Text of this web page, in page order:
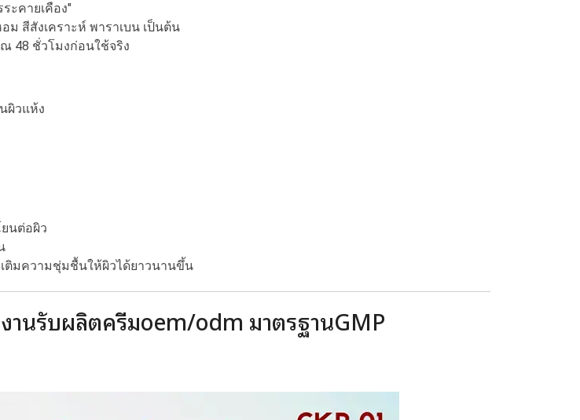
ะคายเคือง"
ม สีสังเคราะห์ พาราเบน เป็นต้น
48 ชั่วโมงก่อนใช้จริง
ผิวแห้ง
นต่อผิว
ติมความชุ่มชื้นให้ผิวได้ยาวนานขึ้น
านรับผลิตครีมoem/odm มาตรฐานGMP